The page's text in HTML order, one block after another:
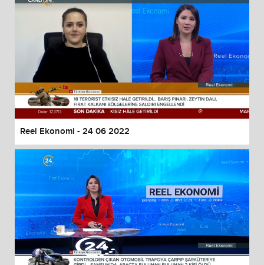
Reel Ekonomi - 24 06 2022